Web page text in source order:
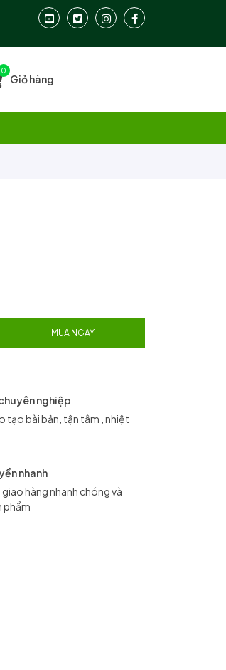
0
Giỏ hàng
MUA NGAY
nghiệp
tạo bài bản, tận tâm , nhiệt
nhanh
hàng nhanh chóng và
phẩm